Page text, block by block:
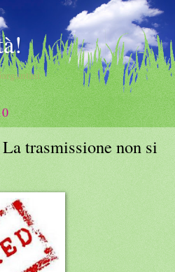
trasmissione non si